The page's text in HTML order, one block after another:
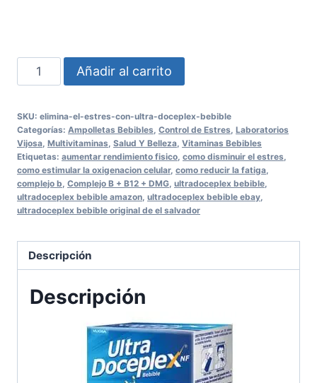
Elimina
el
con
Ultra
Doceplex
Bebible
cantidad
Añadir al carrito
SKU: elimina-el-estres-con-ultra-doceplex-bebible
Categorías: Ampolletas Bebibles Control de Estres Laboratorios
Vijosa Multivitaminas Salud Y Belleza Vitaminas Bebibles
Etiquetas: aumentar rendimiento fisico como disminuir el estres
como estimular la oxigenacion celular, como reducir la fatiga
complejo b Complejo B + B12 + DMG ultradoceplex bebible
ultradoceplex bebible amazon ultradoceplex bebible ebay
ultradoceplex bebible original de el salvador
Descripción
Descripción